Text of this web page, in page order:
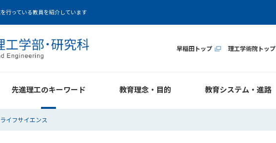
行っている教員を紹介しています
早稲田トップ 理工学術院トップ
先進理工のキーワード 教育理念・目的 教育システム・進路
イフサイエンス